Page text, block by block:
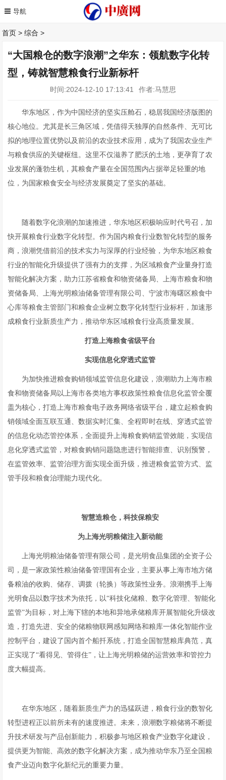
首页 >综合 >
“大国粮仓的数字浪潮”之华东：领航数字化转
型，铸就智慧粮食行业新标杆
时间:2024-12-10 17:13:41 作者:马慧思
华东地区，作为中国经济的坚实压舱石，稳居我国经济版图的
核心地位。尤其是长三角区域，凭借得天独厚的自然条件、无可比
拟的地理位置优势以及前沿的农业技术应用，成为了我国农业生产
与粮食供应的关键枢纽。这里不仅滋养了肥沃的土地，更孕育了农
业发展的蓬勃生机，其粮食产量在全国范围内占据举足轻重的地
位，为国家粮食安全与经济发展奠定了坚实的基础。
随着数字化浪潮的加速推进，华东地区积极响应时代号召，加
快开展粮食行业数字化转型。作为国内粮食行业数智化转型的服务
商，浪潮凭借前沿的技术实力与深厚的行业经验，为华东地区粮食
行业的智能化升级提供了强有力的支撑，为区域粮食产业量身打造
智能化解决方案，助力江苏省粮食和物资储备局、上海市粮食和物
资储备局、上海光明粮油储备管理有限公司、宁波市海曙区粮食中
心库等粮食主管部门和粮食企业树立数字化转型行业标杆，加速形
成粮食行业新质生产力，推动华东区域粮食行业高质量发展。
打造上海粮食省级平台
实现信息化穿透式监管
为加快推进粮食购销领域监管信息化建设，浪潮助力上海市粮
食和物资储备局以上海市各类地方事权政策性粮食信息化监管全覆
盖为核心，打造上海市粮食电子政务网络省级平台，建立起粮食购
销领域全面互联互通、数据实时汇集、全程即时在线、穿透式监管
的信息化动态管控体系，全面提升上海粮食购销监管效能，实现信
息化穿透式监管，对粮食购销问题隐患进行智能排查、识别预警，
在监管效率、监管治理方面实现全面升级，推进粮食监管方式、监
管手段和粮食治理能力现代化。
智慧造粮仓，科技保粮安
为上海光明粮储注入新动能
上海光明粮油储备管理有限公司，是光明食品集团的全资子公
司，是一家政策性粮油储备管理国有企业，主要从事上海市地方储
备粮油的收购、储存、调拨（轮换）等政策性业务。浪潮携手上海
光明食品以数字技术为依托，以“科技化储粮、数字化管理、智能化
监管”为目标，对上海下辖的本地和异地承储粮库开展智能化升级改
造，打造先进、安全的储粮物联网感知网络和粮库一体化智能作业
控制平台，建设了国内首个船扦系统，打造全国智慧粮库典范，真
正实现了“看得见、管得住”，让上海光明粮储的运营效率和管控力
度大幅提高。
在华东地区，随着新质生产力的迅猛跃进，粮食行业的数智化
转型进程正以前所未有的速度推进。未来，浪潮数字粮储将不断提
升技术研发与产品创新能力，积极参与地区粮食产业数字化建设，
提供更为智能、高效的数字化解决方案，成为推动华东乃至全国粮
食产业迈向数字化新纪元的重要力量。